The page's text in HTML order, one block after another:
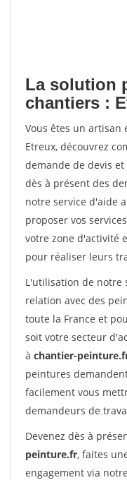
La solution
chantiers :
Vous êtes un artisan
Etreux, découvrez
demande de devis
dès à présent des
notre service d'aide
proposer vos
votre zone d'activité
pour réaliser leurs
L'utilisation de notre
relation avec des
toute la France et
soit votre secteur
à chantier-
peintures
facilement vous
demandeurs de
Devenez dès à
peinture.fr, faites
engagement via